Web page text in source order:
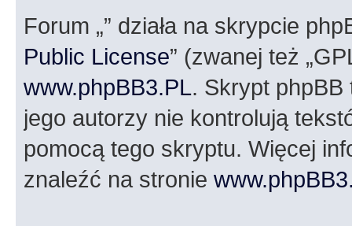
Forum „” działa na skrypcie
Public License” (zwanej też
www.phpBB3.PL. Skrypt phpBB
jego autorzy nie kontrolują
pomocą tego skryptu. Więcej
znaleźć na stronie